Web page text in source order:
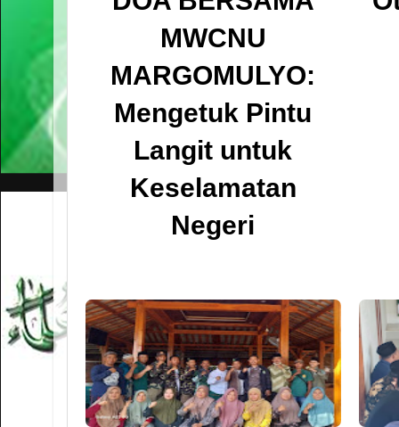
MWCNU
MARGOMULYO:
Mengetuk Pintu
Langit untuk
Keselamatan
Negeri